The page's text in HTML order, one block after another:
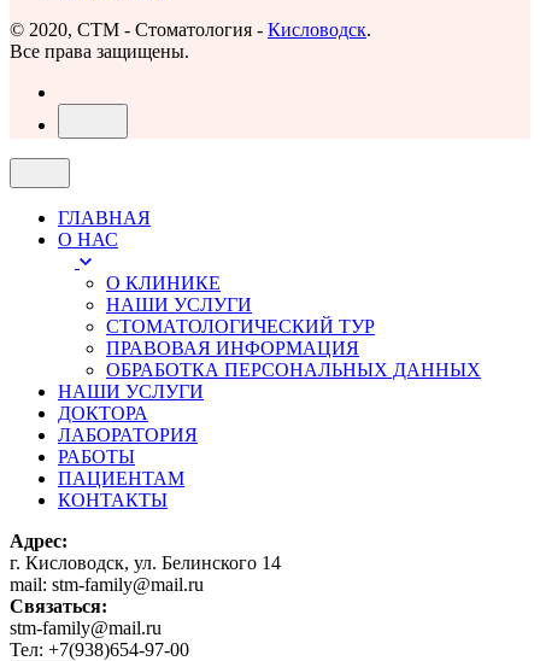
© 2020, СТМ - Стоматология - Кисловодск.
Все права защищены.
ГЛАВНАЯ
О НАС
О КЛИНИКЕ
НАШИ УСЛУГИ
СТОМАТОЛОГИЧЕСКИЙ ТУР
ПРАВОВАЯ ИНФОРМАЦИЯ
ОБРАБОТКА ПЕРСОНАЛЬНЫХ ДАННЫХ
НАШИ УСЛУГИ
ДОКТОРА
ЛАБОРАТОРИЯ
РАБОТЫ
ПАЦИЕНТАМ
КОНТАКТЫ
Адрес:
г. Кисловодск, ул. Белинского 14
mail: stm-family@mail.ru
Связаться:
stm-family@mail.ru
Тел: +7(938)654-97-00